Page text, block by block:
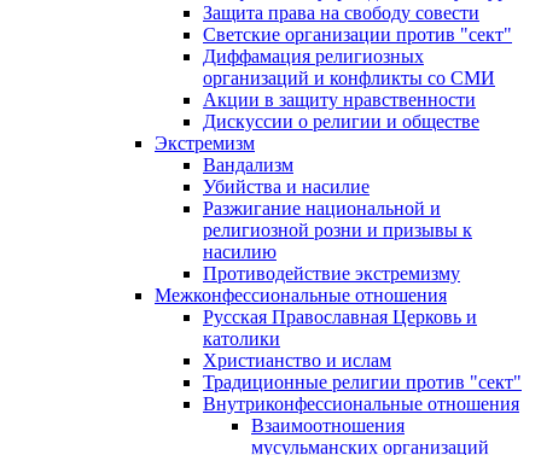
Защита права на свободу совести
Светские организации против "сект"
Диффамация религиозных
организаций и конфликты со СМИ
Акции в защиту нравственности
Дискуссии о религии и обществе
Экстремизм
Вандализм
Убийства и насилие
Разжигание национальной и
религиозной розни и призывы к
насилию
Противодействие экстремизму
Межконфессиональные отношения
Русская Православная Церковь и
католики
Христианство и ислам
Традиционные религии против "сект"
Внутриконфессиональные отношения
Взаимоотношения
мусульманских организаций